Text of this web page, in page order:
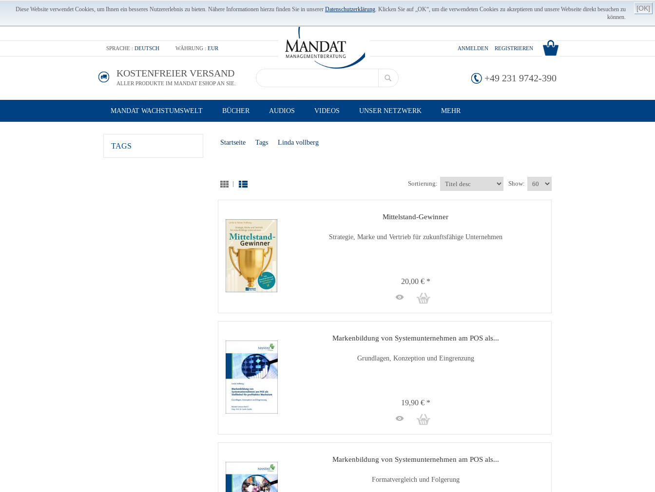
Diese Website verwendet Cookies, um Ihnen ein besseres Nutzererlebnis zu bieten. Nähere Informationen hierzu finden Sie in unserer Datenschutzerklärung. Klicken Sie auf „OK“, um die verwendeten Cookies zu akzeptieren und unsere Webseite direkt besuchen zu
können.
[OK]
SPRACHE : DEUTSCH WÄHRUNG : EUR ANMELDEN REGISTRIEREN
KOSTENFREIER VERSAND
ALLER PRODUKTE IM MANDAT ESHOP AN SIE. +49 231 9742-390
MANDAT WACHSTUMSWELT BÜCHER AUDIOS VIDEOS UNSER NETZWERK MEHR
TAGS Startseite Tags Linda vollberg
| Sortierung: Show:
Mittelstand-Gewinner
Strategie, Marke und Vertrieb für zukunftsfähige Unternehmen
20,00 € *
Markenbildung von Systemunternehmen am POS als...
Grundlagen, Konzeption und Eingrenzung
19,90 € *
Markenbildung von Systemunternehmen am POS als...
Formatvergleich und Folgerung